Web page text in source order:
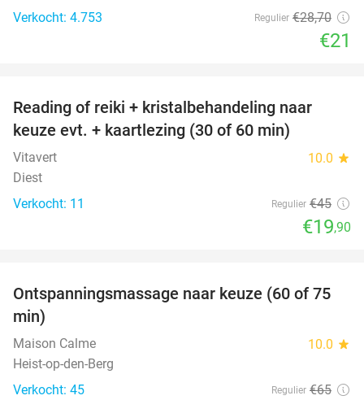
Verkocht: 4.753
Regulier €28,70
€21
Reading of reiki + kristalbehandeling naar
keuze evt. + kaartlezing (30 of 60 min)
Vitavert 10.0 star
Diest
Verkocht: 11
Regulier €45
€19,90
50%
Ontspanningsmassage naar keuze (60 of 75
min)
Maison Calme 10.0 star
Heist-op-den-Berg
Verkocht: 45
Regulier €65